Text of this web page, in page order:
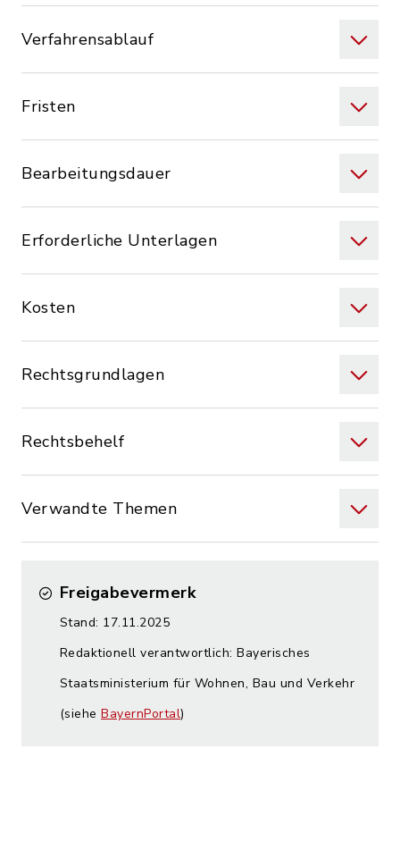
Verfahrensablauf
Fristen
Bearbeitungsdauer
Erforderliche Unterlagen
Kosten
Rechtsgrundlagen
Rechtsbehelf
Verwandte Themen
Freigabevermerk
Stand: 17.11.2025
Redaktionell verantwortlich: Bayerisches
Staatsministerium für Wohnen, Bau und Verkehr
(siehe BayernPortal)